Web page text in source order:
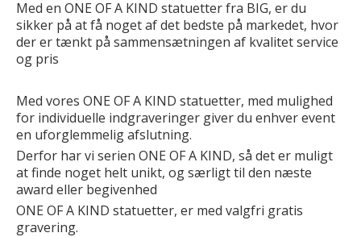
Med en ONE OF A KIND statuetter fra BIG, er du
sikker på at få noget af det bedste på markedet, hvor
der er tænkt på sammensætningen af kvalitet service
og pris
Med vores ONE OF A KIND statuetter, med mulighed
for individuelle indgraveringer giver du enhver event
en uforglemmelig afslutning.
Derfor har vi serien ONE OF A KIND, så det er muligt
at finde noget helt unikt, og særligt til den næste
award eller begivenhed
ONE OF A KIND statuetter, er med valgfri gratis
gravering.